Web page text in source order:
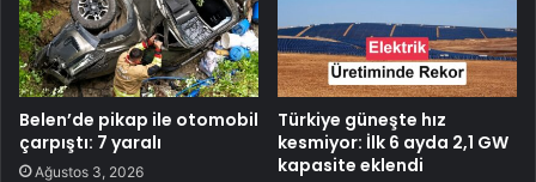
Belen’de pikap ile otomobil
çarpıştı: 7 yaralı
Ağustos 3, 2026
Türkiye güneşte hız
kesmiyor: İlk 6 ayda 2,1 GW
kapasite eklendi